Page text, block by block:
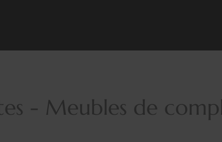
- Meubles de